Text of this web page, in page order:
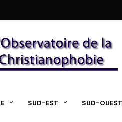
SUD-EST SUD-OUEST